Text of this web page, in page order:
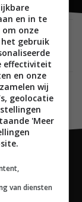
2025
in zijn soort
en in te
om onze
gebruik
effectiviteit
en onze
wij
geolocatie
'Meer
van diensten